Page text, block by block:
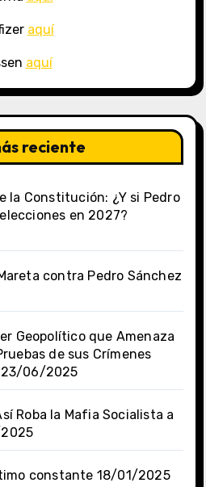
aquí
aquí
reciente
la Constitución: ¿Y si Pedro
en 2027?
contra Pedro Sánchez
Geopolítico que Amenaza
de sus Crímenes
23/06/2025
Roba la Mafia Socialista a
constante 18/01/2025